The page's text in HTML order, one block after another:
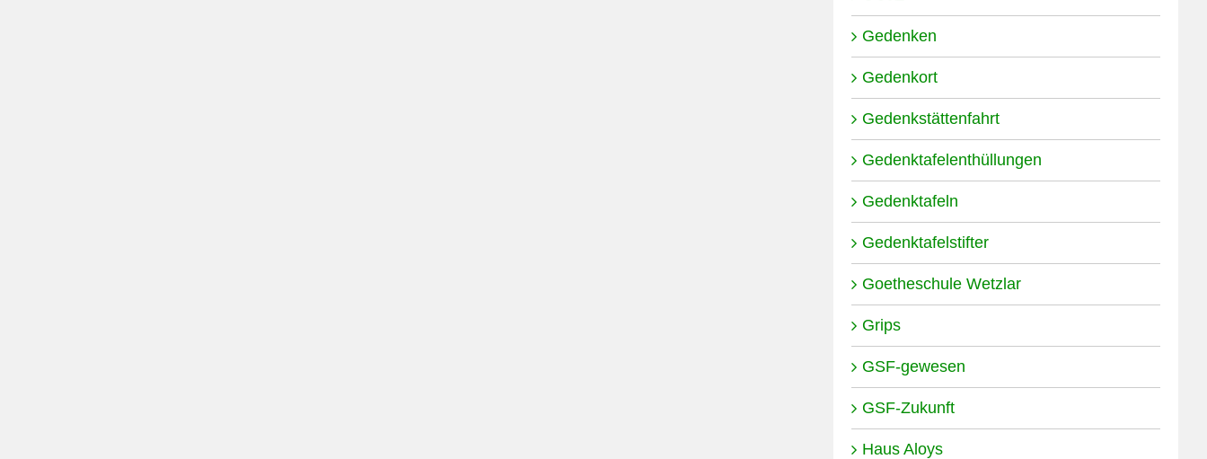
Gedenken
Gedenkort
Gedenkstättenfahrt
Gedenktafelenthüllungen
Gedenktafeln
Gedenktafelstifter
Goetheschule Wetzlar
Grips
GSF-gewesen
GSF-Zukunft
Haus Aloys